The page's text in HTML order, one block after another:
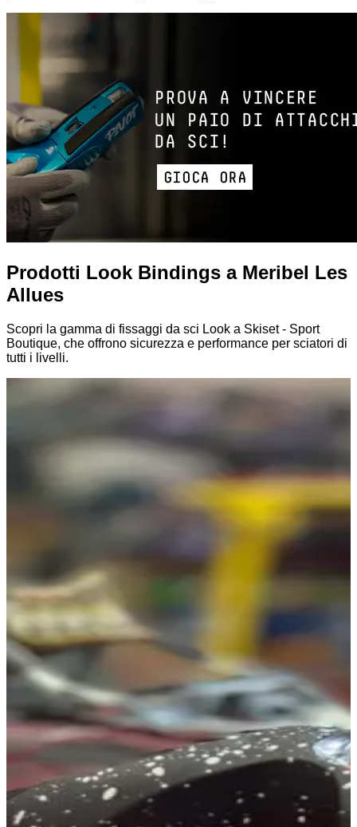
Prodotti Look Bindings a Meribel Les
Allues
Scopri la gamma di fissaggi da sci Look a Skiset - Sport
Boutique, che offrono sicurezza e performance per sciatori di
tutti i livelli.